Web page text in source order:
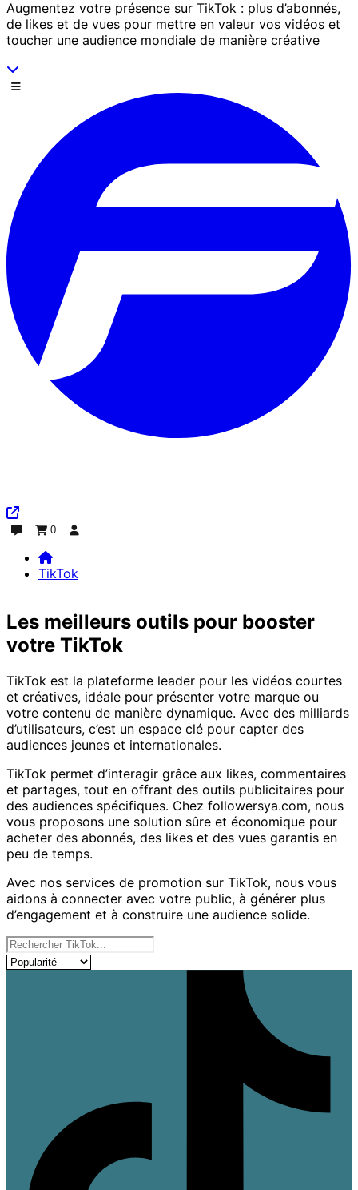
Augmentez votre présence sur TikTok : plus d’abonnés,
de likes et de vues pour mettre en valeur vos vidéos et
toucher une audience mondiale de manière créative
Descends
0
TikTok
TikTok
Les meilleurs outils pour booster
votre TikTok
TikTok est la plateforme leader pour les vidéos courtes
et créatives, idéale pour présenter votre marque ou
votre contenu de manière dynamique. Avec des milliards
d’utilisateurs, c’est un espace clé pour capter des
audiences jeunes et internationales.
TikTok permet d’interagir grâce aux likes, commentaires
et partages, tout en offrant des outils publicitaires pour
des audiences spécifiques. Chez followersya.com, nous
vous proposons une solution sûre et économique pour
acheter des abonnés, des likes et des vues garantis en
peu de temps.
Avec nos services de promotion sur TikTok, nous vous
aidons à connecter avec votre public, à générer plus
d’engagement et à construire une audience solide.
Nos services
Trier les produits